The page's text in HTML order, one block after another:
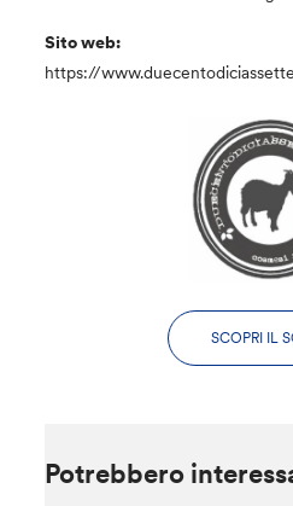
Sito web:
https://
SCOPRI IL
Potrebbero